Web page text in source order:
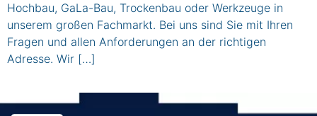
Hochbau, GaLa-Bau, Trockenbau oder Werkzeuge in
unserem großen Fachmarkt. Bei uns sind Sie mit Ihren
Fragen und allen Anforderungen an der richtigen
Adresse. Wir […]